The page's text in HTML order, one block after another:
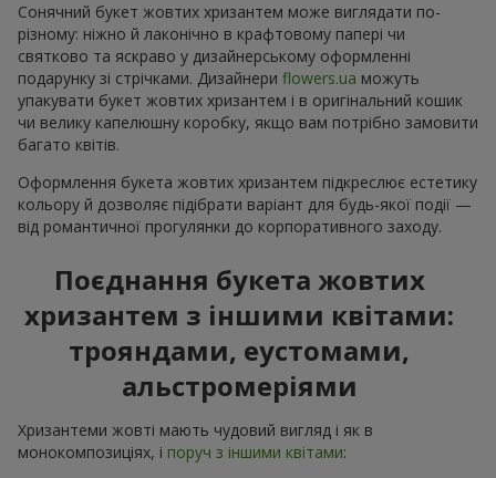
Сонячний букет жовтих хризантем може виглядати по-
різному: ніжно й лаконічно в крафтовому папері чи
святково та яскраво у дизайнерському оформленні
подарунку зі стрічками. Дизайнери flowers.ua можуть
упакувати букет жовтих хризантем і в оригінальний кошик
чи велику капелюшну коробку, якщо вам потрібно замовити
багато квітів.
Оформлення букета жовтих хризантем підкреслює естетику
кольору й дозволяє підібрати варіант для будь-якої події —
від романтичної прогулянки до корпоративного заходу.
Поєднання букета жовтих
хризантем з іншими квітами:
трояндами, еустомами,
альстромеріями
Хризантеми жовті мають чудовий вигляд і як в
монокомпозиціях, і поруч з іншими квітами: